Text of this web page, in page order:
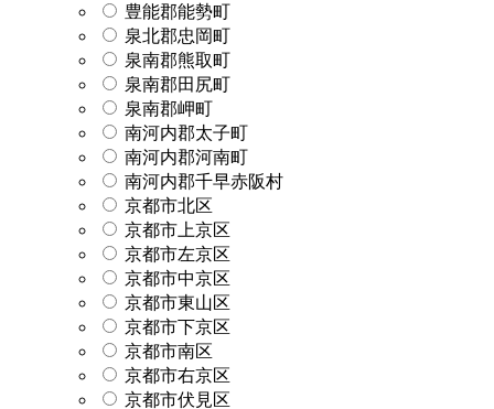
豊能郡能勢町
泉北郡忠岡町
泉南郡熊取町
泉南郡田尻町
泉南郡岬町
南河内郡太子町
南河内郡河南町
南河内郡千早赤阪村
京都市北区
京都市上京区
京都市左京区
京都市中京区
京都市東山区
京都市下京区
京都市南区
京都市右京区
京都市伏見区